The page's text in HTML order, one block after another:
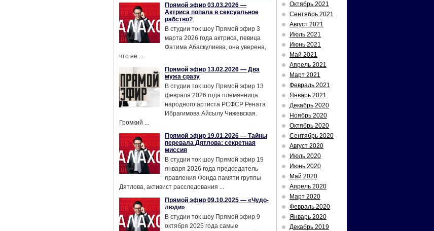
Прямой эфир 03.03.2026 —
Актриса попала в сексуальное
рабство?
В студии ток шоу Прямой эфир 3
марта 2026 года актриса, певица
Фатима Абаскулиева, она уверена,
что ее ...
Прямой эфир 13.02.2026 — Два
мужа сразу
В студии ток шоу Прямой эфир 13
февраля 2026 года племянница
народного артиста РСФСР Рената
Ибрагимова Айсылу Чижевская.
Громкий ...
Прямой эфир 19.01.2026 — Тайны
перевала Дятлова: секретная
миссия
В студии ток шоу Прямой эфир 19
января 2026 года председатель
правления Фонда памяти группы
Дятлова, активист расследования ...
Прямой эфир 09.10.2025 — «Чудо-
люди»
В студии ток шоу Прямой эфир 9
октября 2025 года самые
Октябрь 2021
Сентябрь 2021
Август 2021
Июль 2021
Июнь 2021
Май 2021
Апрель 2021
Март 2021
Февраль 2021
Январь 2021
Декабрь 2020
Ноябрь 2020
Октябрь 2020
Сентябрь 2020
Август 2020
Июль 2020
Июнь 2020
Май 2020
Апрель 2020
Март 2020
Февраль 2020
Январь 2020
Декабрь 2019